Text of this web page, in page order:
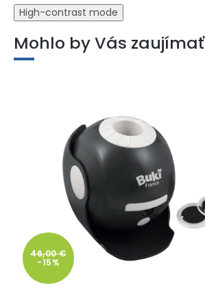
High-contrast mode
Mohlo by Vás zaujímať
46,00 €
-15%